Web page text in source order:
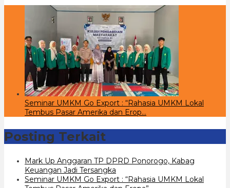
Seminar UMKM Go Export : “Rahasia UMKM Lokal
Tembus Pasar Amerika dan Erop…
Posting Terkait
Mark Up Anggaran TP DPRD Ponorogo, Kabag
Keuangan Jadi Tersangka
Seminar UMKM Go Export : “Rahasia UMKM Lokal